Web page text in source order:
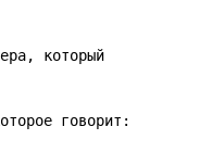
который
говорит: